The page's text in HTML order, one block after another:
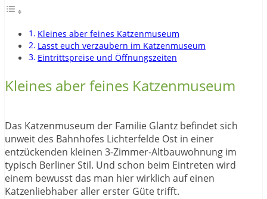
Kleines aber feines Katzenmuseum
Lasst euch verzaubern im Katzenmuseum
Eintrittspreise und Öffnungszeiten
Kleines aber feines Katzenmuseum
Das Katzenmuseum der Familie Glantz befindet sich
unweit des Bahnhofes Lichterfelde Ost in einer
entzückenden kleinen 3-Zimmer-Altbauwohnung im
typisch Berliner Stil. Und schon beim Eintreten wird
einem bewusst das man hier wirklich auf einen
Katzenliebhaber aller erster Güte trifft.